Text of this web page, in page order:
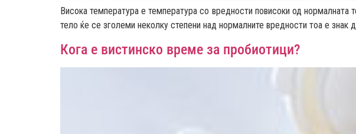
Висока температура е температура со вредности повисоки од нормалната
тело ќе се зголеми неколку степени над нормалните вредности тоа е
Кога е вистинско време за пробиотици?